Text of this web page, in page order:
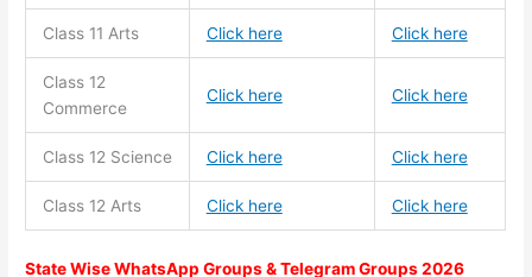
Class 11 Arts Click here Click here
Class 12
Commerce
Click here Click here
Class 12 Science Click here Click here
Class 12 Arts Click here Click here
State Wise WhatsApp Groups & Telegram Groups 2026